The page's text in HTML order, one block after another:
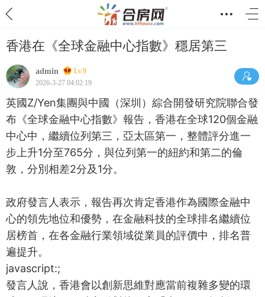
香港在《全球金融中心指數》穩居第三
admin
Lv.9
2026-3-27 04:02:19
英國Z/Yen集團與中國（深圳）綜合開發研究院聯合發
布《全球金融中心指數》報告，香港在全球120個金融
中心中，繼續位列第三，亞太區第一，整體評分進一
步上升1分至765分，與位列第一的紐約和第二的倫
敦，分別相差2分及1分。
政府發言人表示，報告再次肯定香港作為國際金融中
心的領先地位和優勢，在金融科技的全球排名繼續位
居榜首，在各金融行業領域從業員的評價中，排名普
遍提升。
javascript:;
發言人說，香港會以創新思維對應當前複雜多變的環